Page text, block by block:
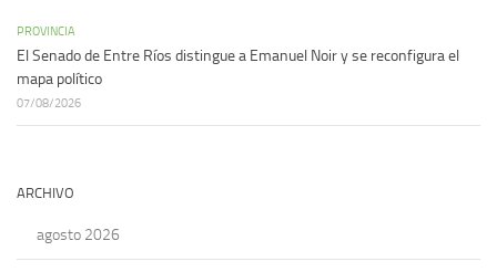
PROVINCIA
El Senado de Entre Ríos distingue a Emanuel Noir y se reconfigura el
mapa político
07/08/2026
ARCHIVO
agosto 2026